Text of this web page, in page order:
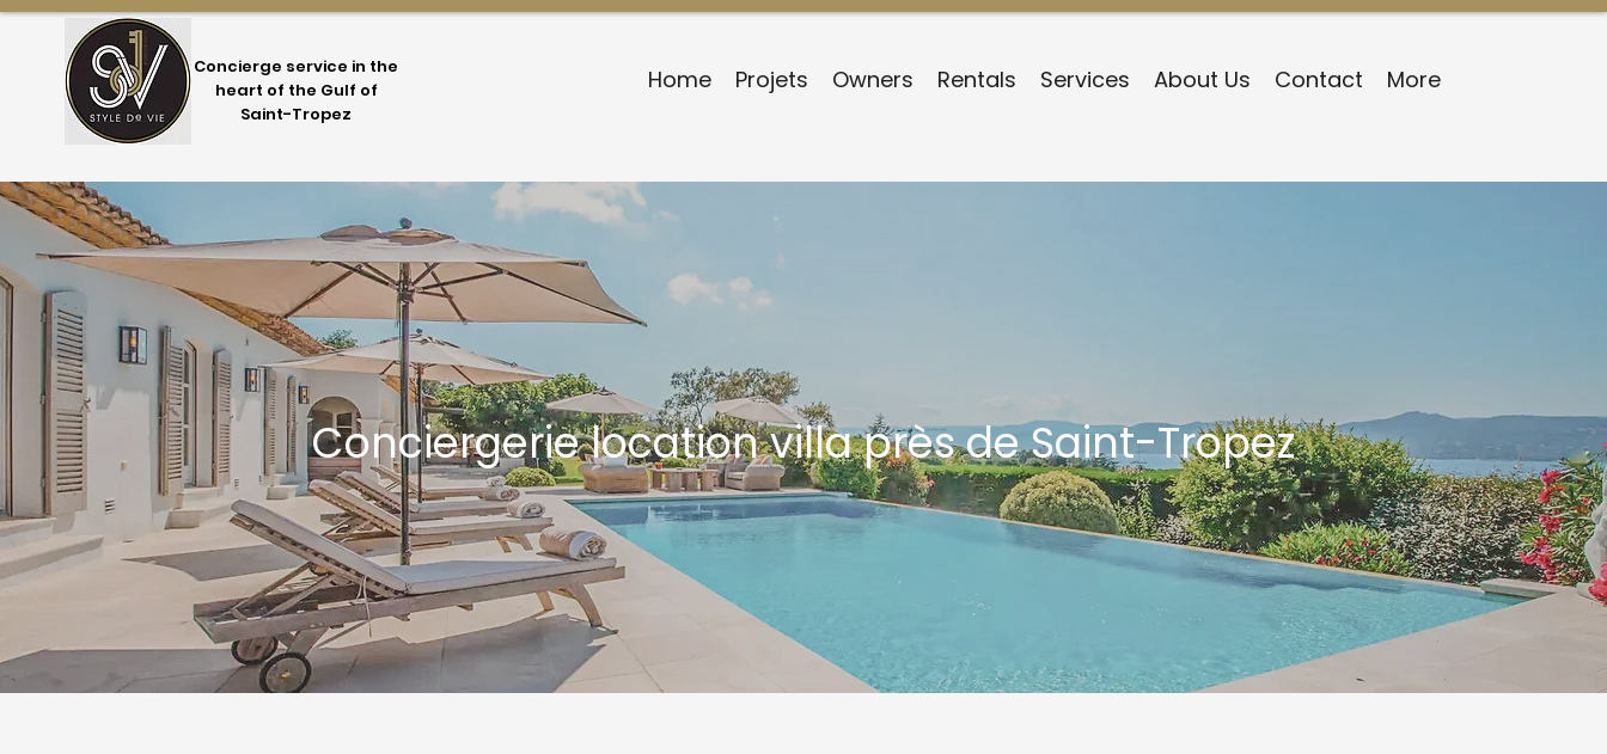
Concierge service in the
heart of the Gulf of
Saint-Tropez
Home Projets Owners Rentals Services About Us Contact More
Conciergerie location villa près de Saint-Tropez